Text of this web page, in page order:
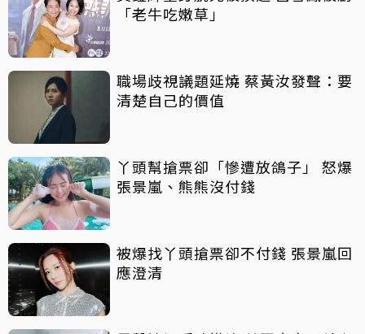
「老牛吃嫩草」
職場歧視議題延燒 蔡黃汝發聲：要
清楚自己的價值
丫頭幫搶票卻「慘遭放鴿子」 怒爆
張景嵐、熊熊沒付錢
被爆找丫頭搶票卻不付錢 張景嵐回
應澄清